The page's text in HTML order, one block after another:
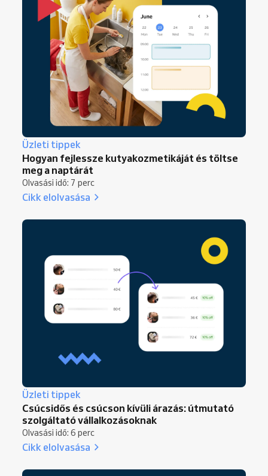
Üzleti tippek
Hogyan fejlessze kutyakozmetikáját és töltse
meg a naptárát
Olvasási idő: 7 perc
Cikk elolvasása
Üzleti tippek
Csúcsidős és csúcson kívüli árazás: útmutató
szolgáltató vállalkozásoknak
Olvasási idő: 6 perc
Cikk elolvasása